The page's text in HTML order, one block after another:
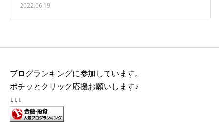
2022.06.19
ブログランキングに参加しています。
ポチッとクリック応援お願いします♪
↓↓↓